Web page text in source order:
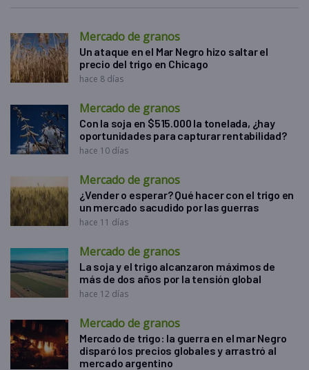
Mercado de granos
Un ataque en el Mar Negro hizo saltar el
precio del trigo en Chicago
hace 8 días
Mercado de granos
Con la soja en $515.000 la tonelada, ¿hay
oportunidades para capturar rentabilidad?
hace 10 días
Mercado de granos
¿Vender o esperar? Qué hacer con el trigo en
un mercado sacudido por las guerras
hace 11 días
Mercado de granos
La soja y el trigo alcanzaron máximos de
más de dos años por la tensión global
hace 12 días
Mercado de granos
Mercado de trigo: la guerra en el mar Negro
disparó los precios globales y arrastró al
mercado argentino